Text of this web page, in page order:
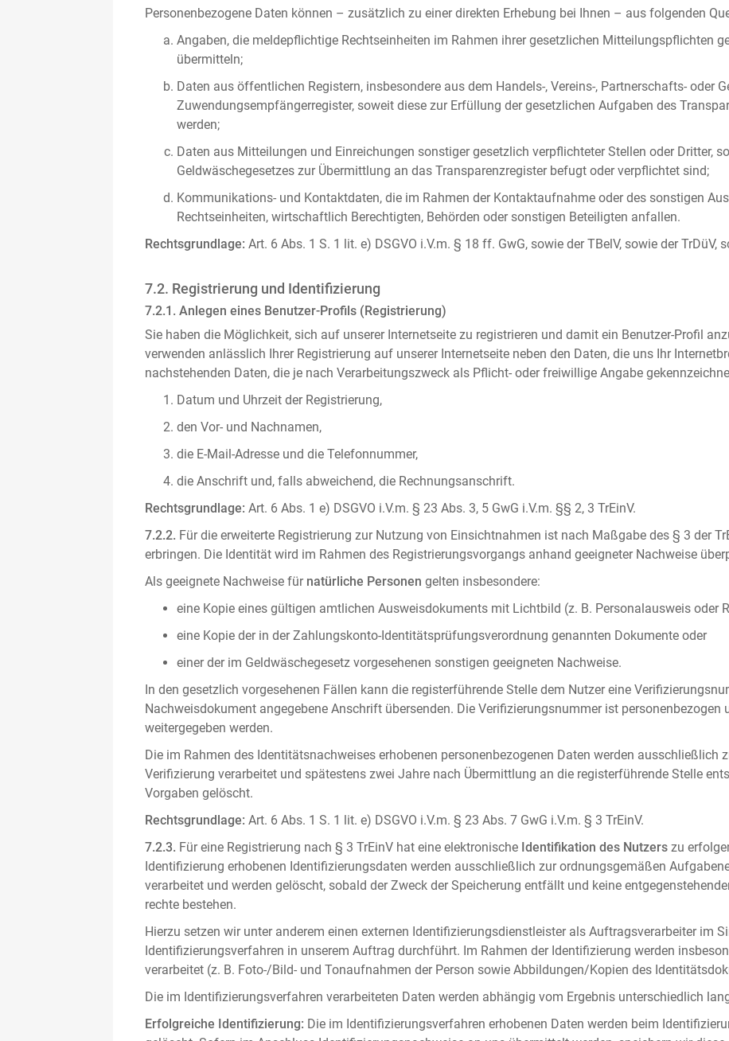
Personenbezogene Daten können – zusätzlich zu einer direkten Erhebung bei Ihnen – aus folgenden
Angaben, die meldepflichtige Rechtseinheiten im Rahmen ihrer gesetzlichen Mitteilungspflichten
übermitteln;
Daten aus öffentlichen Registern, insbesondere aus dem Handels-, Vereins-, Partnerschafts- oder
Zuwendungsempfängerregister, soweit diese zur Erfüllung der gesetzlichen Aufgaben des
werden;
Daten aus Mitteilungen und Einreichungen sonstiger gesetzlich verpflichteter Stellen oder Dritter,
Geldwäschegesetzes zur Übermittlung an das Transparenzregister befugt oder verpflichtet sind;
Kommunikations- und Kontaktdaten, die im Rahmen der Kontaktaufnahme oder des sonstigen
Rechtseinheiten, wirtschaftlich Berechtigten, Behörden oder sonstigen Beteiligten anfallen.
Rechtsgrundlage: Art. 6 Abs. 1 S. 1 lit. e) DSGVO i.V.m. § 18 ff. GwG, sowie der TBelV, sowie der TrDüV,
7.2. Registrierung und Identifizierung
7.2.1. Anlegen eines Benutzer-Profils (Registrierung)
Sie haben die Möglichkeit, sich auf unserer Internetseite zu registrieren und damit ein Benutzer-Profil
verwenden anlässlich Ihrer Registrierung auf unserer Internetseite neben den Daten, die uns Ihr
nachstehenden Daten, die je nach Verarbeitungszweck als Pflicht- oder freiwillige Angabe
Datum und Uhrzeit der Registrierung,
den Vor- und Nachnamen,
die E-Mail-Adresse und die Telefonnummer,
die Anschrift und, falls abweichend, die Rechnungsanschrift.
Rechtsgrundlage: Art. 6 Abs. 1 e) DSGVO i.V.m. § 23 Abs. 3, 5 GwG i.V.m. §§ 2, 3 TrEinV.
7.2.2. Für die erweiterte Registrierung zur Nutzung von Einsichtnahmen ist nach Maßgabe des § 3 der
erbringen. Die Identität wird im Rahmen des Registrierungsvorgangs anhand geeigneter Nachweise
Als geeignete Nachweise für natürliche Personen gelten insbesondere:
eine Kopie eines gültigen amtlichen Ausweisdokuments mit Lichtbild (z. B. Personalausweis oder
eine Kopie der in der Zahlungskonto-Identitätsprüfungsverordnung genannten Dokumente oder
einer der im Geldwäschegesetz vorgesehenen sonstigen geeigneten Nachweise.
In den gesetzlich vorgesehenen Fällen kann die registerführende Stelle dem Nutzer eine
Nachweisdokument angegebene Anschrift übersenden. Die Verifizierungsnummer ist personenbezogen
weitergegeben werden.
Die im Rahmen des Identitätsnachweises erhobenen personenbezogenen Daten werden ausschließlich
Verifizierung verarbeitet und spätestens zwei Jahre nach Übermittlung an die registerführende Stelle
Vorgaben gelöscht.
Rechtsgrundlage: Art. 6 Abs. 1 S. 1 lit. e) DSGVO i.V.m. § 23 Abs. 7 GwG i.V.m. § 3 TrEinV.
7.2.3. Für eine Registrierung nach § 3 TrEinV hat eine elektronische Identifikation des Nutzers zu
Identifizierung erhobenen Identifizierungsdaten werden ausschließlich zur ordnungsgemäßen
verarbeitet und werden gelöscht, sobald der Zweck der Speicherung entfällt und keine
rechte bestehen.
Hierzu setzen wir unter anderem einen externen Identifizierungsdienstleister als Auftragsverarbeiter im
Identifizierungsverfahren in unserem Auftrag durchführt. Im Rahmen der Identifizierung werden
verarbeitet (z. B. Foto-/Bild- und Tonaufnahmen der Person sowie Abbildungen/Kopien des
Die im Identifizierungsverfahren verarbeiteten Daten werden abhängig vom Ergebnis unterschiedlich
Erfolgreiche Identifizierung: Die im Identifizierungsverfahren erhobenen Daten werden beim